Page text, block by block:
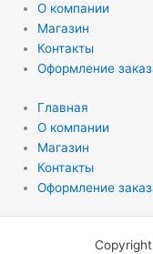
О компании
Магазин
Контакты
Оформление
Главная
О компании
Магазин
Контакты
Оформление